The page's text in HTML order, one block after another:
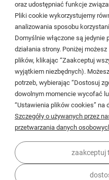
03-017
oraz udostępniać funkcje
Pliki cookie wykorzystujemy
analizowania sposobu
Domyślnie włączone są jedynie
działania strony. Poniżej
plików, klikając “Zaakceptuj
wyjątkiem niezbędnych).
potrzeb, wybierając “Dostosuj
dowolnym momencie wycofać
“Ustawienia plików cookies” na
Szczegóły o używanych przez
przetwarzania danych
zaakceptuj